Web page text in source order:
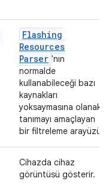
Flashing
Resources
Parser 'nın
normalde
kullanabileceği bazı
kaynakları
yoksaymasına olanak
tanımayı amaçlayan
bir filtreleme arayüzü
Cihazda cihaz
görüntüsü gösterir.